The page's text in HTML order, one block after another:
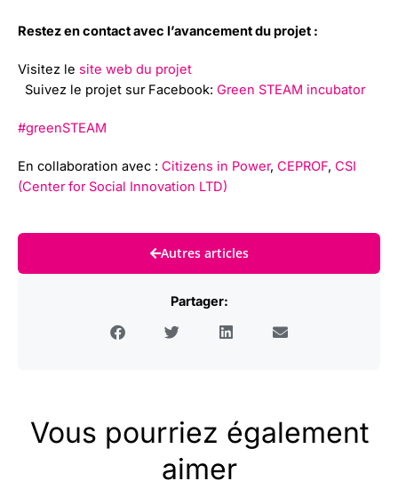
Restez en contact avec l’avancement du projet :
Visitez le site web du projet
Suivez le projet sur Facebook: Green STEAM incubator
#greenSTEAM
En collaboration avec : Citizens in Power, CEPROF, CSI
(Center for Social Innovation LTD)
Autres articles
Partager:
Vous pourriez également
aimer